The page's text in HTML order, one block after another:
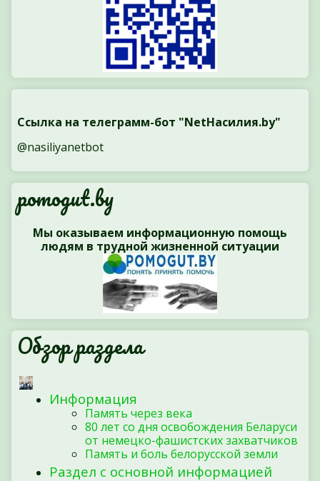
Ссылка на телеграмм-бот "NetНасилия.by"
@nasiliyanetbot
pomogut.by
Мы оказываем информационную помощь
людям в трудной жизненной ситуации
Обзор раздела
Информация
Память через века
80 лет со дня освобождения Беларуси
от немецко-фашистских захватчиков
Память и боль белорусской земли
Раздел с основной информацией